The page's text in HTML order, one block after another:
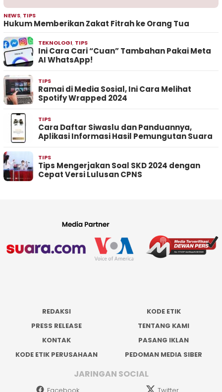
NEWS, TIPS
Hukum Memberikan Zakat Fitrah ke Orang Tua
TEKNOLOGI, TIPS
Ini Cara Cari “Cuan” Tambahan Pakai Meta
AI WhatsApp!
TIPS
Ramai di Media Sosial, Ini Cara Melihat
Spotify Wrapped 2024
TIPS
Cara Daftar Siwaslu dan Panduannya,
Aplikasi Informasi Hasil Pemungutan Suara
TIPS
Tips Mengerjakan Soal SKD 2024 dengan
Cepat Versi Lulusan CPNS
REDAKSI
KODE ETIK
PRESS RELEASE
TENTANG KAMI
KONTAK
PASANG IKLAN
KODE ETIK PERUSAHAAN
PEDOMAN MEDIA SIBER
JARINGAN SOCIAL